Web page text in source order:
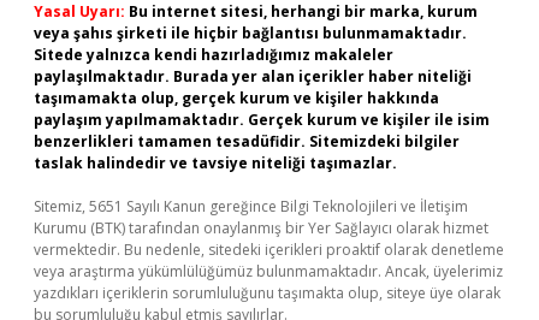
Yasal Uyarı: Bu internet sitesi, herhangi bir marka, kurum
veya şahıs şirketi ile hiçbir bağlantısı bulunmamaktadır.
Sitede yalnızca kendi hazırladığımız makaleler
paylaşılmaktadır. Burada yer alan içerikler haber niteliği
taşımamakta olup, gerçek kurum ve kişiler hakkında
paylaşım yapılmamaktadır. Gerçek kurum ve kişiler ile isim
benzerlikleri tamamen tesadüfidir. Sitemizdeki bilgiler
taslak halindedir ve tavsiye niteliği taşımazlar.
Sitemiz, 5651 Sayılı Kanun gereğince Bilgi Teknolojileri ve İletişim
Kurumu (BTK) tarafından onaylanmış bir Yer Sağlayıcı olarak hizmet
vermektedir. Bu nedenle, sitedeki içerikleri proaktif olarak denetleme
veya araştırma yükümlülüğümüz bulunmamaktadır. Ancak, üyelerimiz
yazdıkları içeriklerin sorumluluğunu taşımakta olup, siteye üye olarak
bu sorumluluğu kabul etmiş sayılırlar.